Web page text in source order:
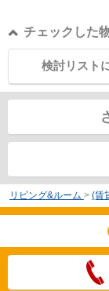
チェックした
検討リスト
リビング&ルーム > (賃